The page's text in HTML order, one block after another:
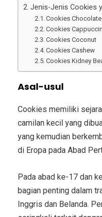
Jenis-Jenis Cookies
Cookies
Cookies
Cookies Coconut
Cookies Cashew
Cookies Kidney
Asal-usul
Cookies memiliki
camilan kecil yang
yang kemudian
di Eropa pada Abad
Pada abad ke-17 dan
bagian penting dalam
Inggris dan Belanda.